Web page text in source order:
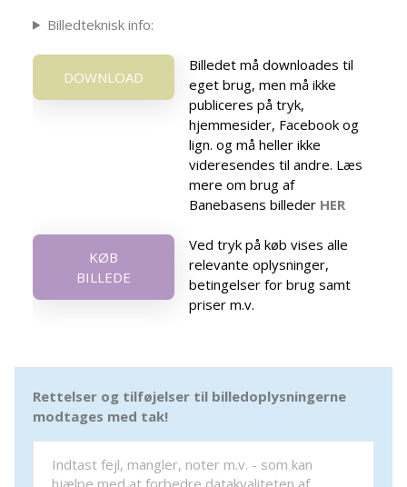
Billedteknisk info:
DOWNLOAD
Billedet må downloades til
eget brug, men må ikke
publiceres på tryk,
hjemmesider, Facebook og
lign. og må heller ikke
videresendes til andre. Læs
mere om brug af
Banebasens billeder HER
KØB
BILLEDE
Ved tryk på køb vises alle
relevante oplysninger,
betingelser for brug samt
priser m.v.
Rettelser og tilføjelser til billedoplysningerne
modtages med tak!